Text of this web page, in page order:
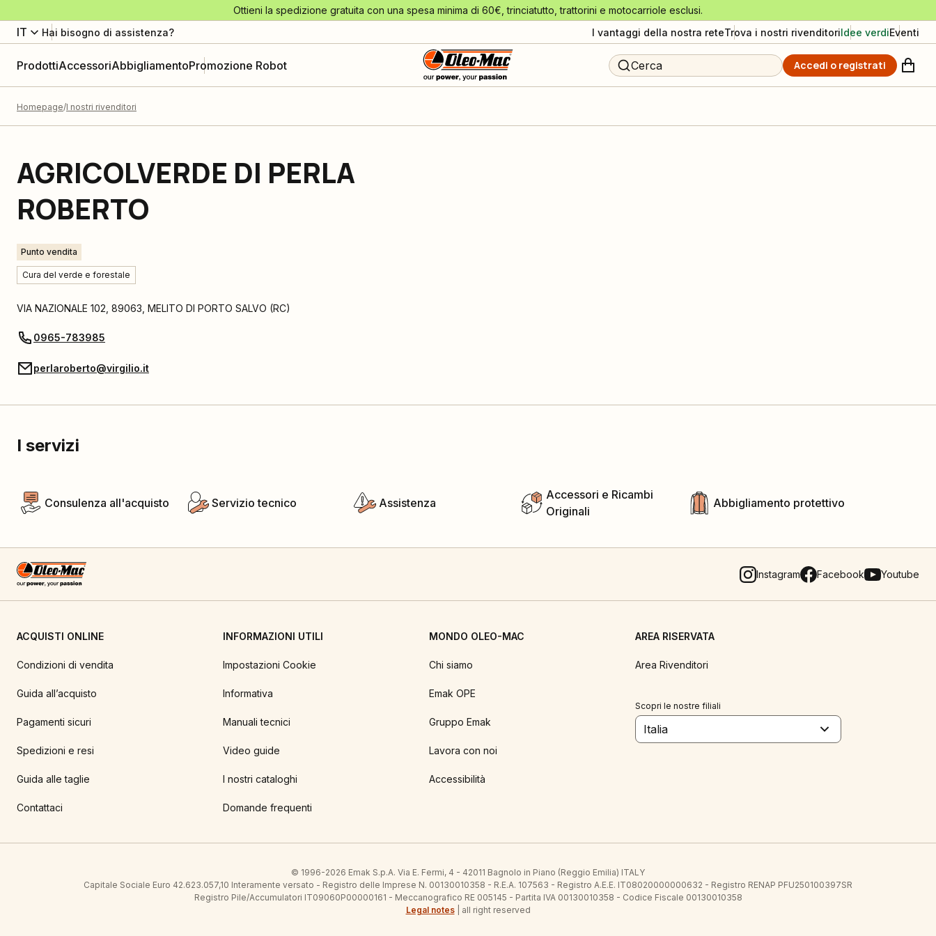
Ottieni la spedizione gratuita con una spesa minima di 60€, trinciatutto, trattorini e motocarriole esclusi.
IT Hai bisogno di assistenza? I vantaggi della nostra reteTrova i nostri rivenditoriIdee verdiEventi
ProdottiAccessoriAbbigliamentoPromozione Robot Cerca Accedi o registrati
Homepage I nostri rivenditori
AGRICOLVERDE DI PERLA
ROBERTO
Punto vendita
Cura del verde e forestale
VIA NAZIONALE 102 89063 MELITO DI PORTO SALVO (RC)
0965-783985
perlaroberto@virgilio.it
I servizi
Consulenza all'acquisto Servizio tecnico Assistenza
Accessori e Ricambi
Originali
Abbigliamento protettivo
Instagram Facebook Youtube
ACQUISTI ONLINE
Condizioni di vendita
Guida all’acquisto
Pagamenti sicuri
Spedizioni e resi
Guida alle taglie
Contattaci
INFORMAZIONI UTILI
Impostazioni Cookie
Informativa
Manuali tecnici
Video guide
I nostri cataloghi
Domande frequenti
MONDO OLEO-MAC
Chi siamo
Emak OPE
Gruppo Emak
Lavora con noi
Accessibilità
AREA RISERVATA
Area Rivenditori
Scopri le nostre filiali
Italia
© 1996-2026 Emak S.p.A. Via E. Fermi, 4 - 42011 Bagnolo in Piano (Reggio Emilia) ITALY
Capitale Sociale Euro 42.623.057,10 Interamente versato - Registro delle Imprese N. 00130010358 - R.E.A. 107563 - Registro A.E.E. IT08020000000632 - Registro RENAP PFU250100397SR
Registro Pile/Accumulatori IT09060P00000161 - Meccanografico RE 005145 - Partita IVA 00130010358 - Codice Fiscale 00130010358
Legal notes| all right reserved